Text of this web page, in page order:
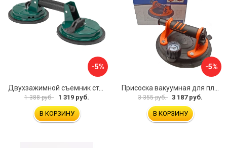
-5%
Двухзажимной съемник стекол Rockforce RF-63404(18564)
1 388 руб. 1 319 руб.
В КОРЗИНУ
-5%
3 355 руб. 3 187 руб.
В КОРЗИНУ